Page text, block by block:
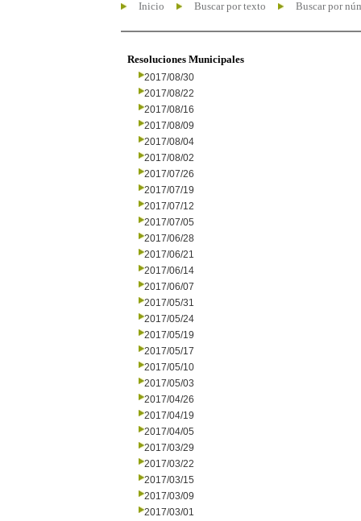
Inicio Buscar por texto Buscar por
Resoluciones Municipales
2017/08/30
2017/08/22
2017/08/16
2017/08/09
2017/08/04
2017/08/02
2017/07/26
2017/07/19
2017/07/12
2017/07/05
2017/06/28
2017/06/21
2017/06/14
2017/06/07
2017/05/31
2017/05/24
2017/05/19
2017/05/17
2017/05/10
2017/05/03
2017/04/26
2017/04/19
2017/04/05
2017/03/29
2017/03/22
2017/03/15
2017/03/09
2017/03/01